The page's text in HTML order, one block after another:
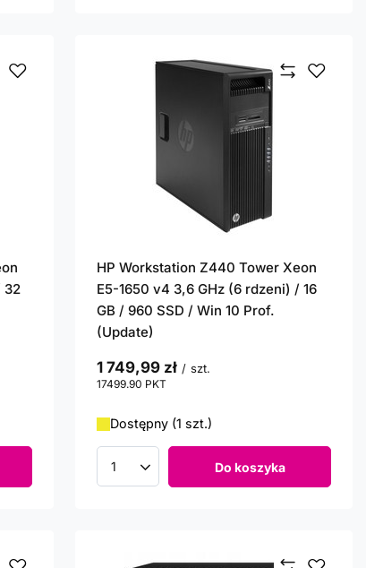
32
HP Workstation Z440 Tower Xeon
E5-1650 v4 3,6 GHz (6 rdzeni) / 16
GB / 960 SSD / Win 10 Prof.
(Update)
1 749,99 zł / szt.
17499.90 PKT
Dostępny (1 szt.)
Ilość produktów Do koszyka